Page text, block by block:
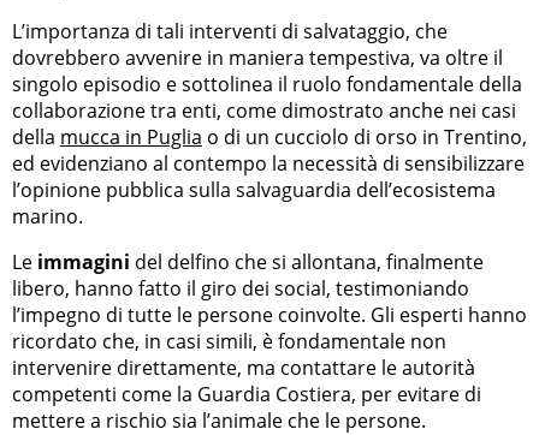
L’importanza di tali interventi di salvataggio, che
dovrebbero avvenire in maniera tempestiva, va oltre il
singolo episodio e sottolinea il ruolo fondamentale della
collaborazione tra enti, come dimostrato anche nei casi
della mucca in Puglia o di un cucciolo di orso in Trentino,
ed evidenziano al contempo la necessità di sensibilizzare
l’opinione pubblica sulla salvaguardia dell’ecosistema
marino.
Le immagini del delfino che si allontana, finalmente
libero, hanno fatto il giro dei social, testimoniando
l’impegno di tutte le persone coinvolte. Gli esperti hanno
ricordato che, in casi simili, è fondamentale non
intervenire direttamente, ma contattare le autorità
competenti come la Guardia Costiera, per evitare di
mettere a rischio sia l’animale che le persone.